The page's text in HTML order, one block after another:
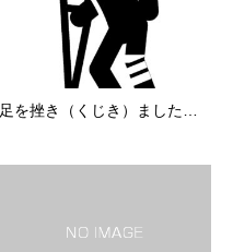
足を挫き（くじき）ました…